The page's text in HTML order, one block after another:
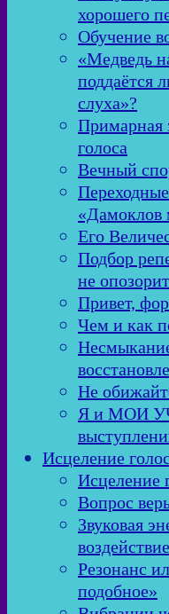
хорошего
Обучение
«Медведь
поддаётся
слуха»?
Примарная
голоса
Вечный
«Дамоклов
Его
Подбор
не
Привет,
Чем и как
Не
Я и МОИ
Исцеление
Исцеление
Вопрос
Звуковая
воздействие
Резонанс
подобное»